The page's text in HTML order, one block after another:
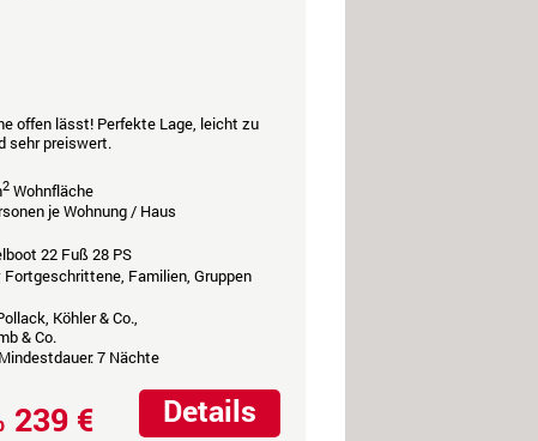
offen lässt! Perfekte Lage, leicht zu
sehr preiswert.
2 Wohnfläche
je Wohnung / Haus
22 Fuß 28 PS
Fortgeschrittene, Familien, Gruppen
Köhler & Co.,
& Co.
7 Nächte
Details
239 €